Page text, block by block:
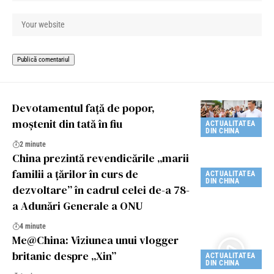
ACTUALITATEA
DIN CHINA
Devotamentul față de popor,
moștenit din tată în fiu
2 minute
ACTUALITATEA
DIN CHINA
China prezintă revendicările „marii
familii a țărilor în curs de
dezvoltare” în cadrul celei de-a 78-
a Adunări Generale a ONU
4 minute
ACTUALITATEA
DIN CHINA
Me@China: Viziunea unui vlogger
britanic despre „Xin”